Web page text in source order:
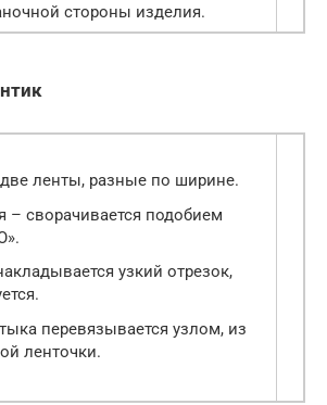
стороны изделия.
две ленты, разные по ширине.
– сворачивается подобием
узкий отрезок,
перевязывается узлом, из
ленточки.